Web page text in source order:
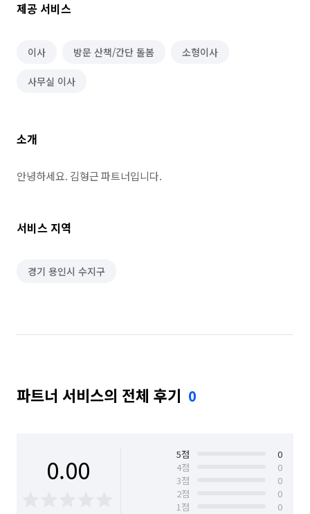
제공 서비스
이사 방문 산책/간단 돌봄 소형이사
사무실 이사
소개
안녕하세요. 김형근 파트너입니다.
서비스 지역
경기 용인시 수지구
파트너 서비스의 전체 후기 0
0.00 5점
0
4점
0
3점
0
2점
0
1점
0